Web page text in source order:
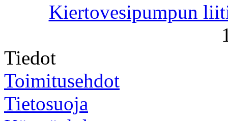
Kiertovesipumpun
Tiedot
Toimitusehdot
Tietosuoja